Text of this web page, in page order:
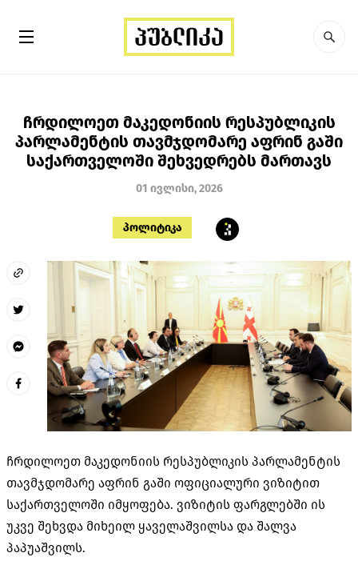
ჩრდილოეთ მაკედონიის რესპუბლიკის
პარლამენტის თავმჯდომარე აფრინ გაში
საქართველოში შეხვედრებს მართავს
01 ივლისი, 2026
პოლიტიკა
ჩრდილოეთ მაკედონიის რესპუბლიკის პარლამენტის
თავმჯდომარე აფრინ გაში ოფიციალური ვიზიტით
საქართველოში იმყოფება. ვიზიტის ფარგლებში ის
უკვე შეხვდა მიხეილ ყაველაშვილსა და შალვა
პაპუაშვილს.